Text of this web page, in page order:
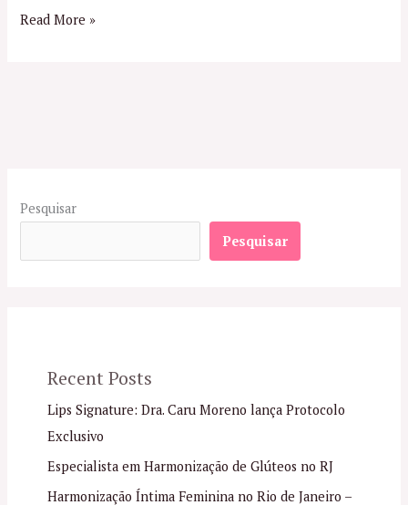
Read More »
Pesquisar
Pesquisar
Recent Posts
Lips Signature: Dra. Caru Moreno lança Protocolo
Exclusivo
Especialista em Harmonização de Glúteos no RJ
Harmonização Íntima Feminina no Rio de Janeiro –